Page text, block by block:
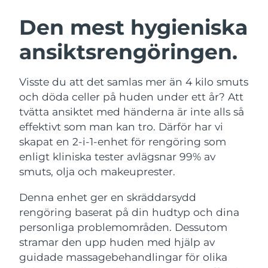
Den mest hygieniska
ansiktsrengöringen.
Visste du att det samlas mer än 4 kilo smuts
och döda celler på huden under ett år? Att
tvätta ansiktet med händerna är inte alls så
effektivt som man kan tro. Därför har vi
skapat en 2-i-1-enhet för rengöring som
enligt kliniska tester avlägsnar 99% av
smuts, olja och makeuprester.
Denna enhet ger en skräddarsydd
rengöring baserat på din hudtyp och dina
personliga problemområden. Dessutom
stramar den upp huden med hjälp av
guidade massagebehandlingar för olika
LUNA™ 4-paket
Anti-aging massage
LUNA™ 4 Plus
Massage, LED heating
LUNA™ 4 Men
For men, anti-aging massage
BEAR™ 2-paket
Microcurrent toning
BEAR™ 2 go
Microcurrent toning on-the-go
BEAR™ 2 eyes & lips
Microcurrent line smoothing device
Återfuktning
UFO™ 3-paket
Deep facial hydration
UFO™ 3 LED
Near-infrared and red light therapy
device
Munvård
issa™ 4
Hybrid silicone sonic toothbrush
issa™ 4 plus
Smart hybrid silicone sonic toothbrush
FAQ™ ANTI-AGING-BEHANDLING
Anti-aging LED-behandlingar
NEW
Österrike Förväntad leverans11/08/2026
Bahrain Förväntad leverans 12/08/2026
Belgien
Bermuda Förväntad leverans17/08/2026
Bosnien och
Hercegovina
Förväntad leverans 14/08/2026
Brunei Förväntad leverans
Bulgarien Förväntad leverans
Kanada Förväntad leverans15/08/2026
Chile Förväntad leverans15/08/2026